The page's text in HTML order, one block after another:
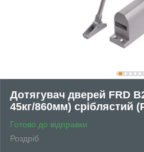
Дотягувач дверей FRD
45кг/860мм) сріблястий
Готово до відправки
Роздріб